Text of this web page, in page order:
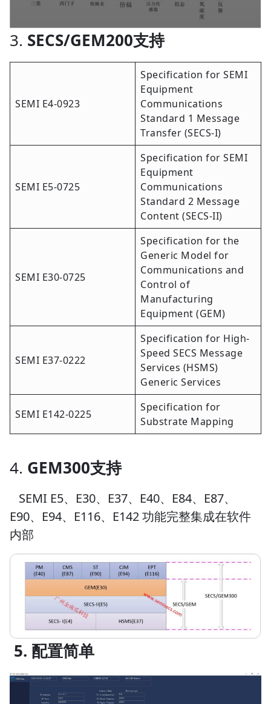
3. SECS/GEM200支持
SEMI E4-0923
Specification for SEMI
Equipment
Communications
Standard 1 Message
Transfer (SECS-I)
SEMI E5-0725
Specification for SEMI
Equipment
Communications
Standard 2 Message
Content (SECS-II)
SEMI E30-0725
Specification for the
Generic Model for
Communications and
Control of
Manufacturing
Equipment (GEM)
SEMI E37-0222
Specification for High-
Speed SECS Message
Services (HSMS)
Generic Services
SEMI E142-0225
Specification for
Substrate Mapping
4. GEM300支持
SEMI E5、E30、E37、E40、E84、E87、
E90、E94、E116、E142 功能完整集成在软件
内部
5. 配置简单